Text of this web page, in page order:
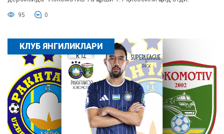
95 0
КЛУБ ЯНГИЛИКЛАРИ